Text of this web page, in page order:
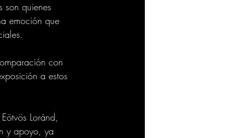
son quienes
emoción que
con
a estos
Loránd,
y apoyo, ya